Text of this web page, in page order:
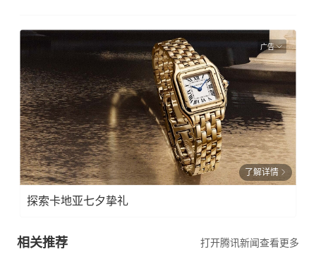
广告
了解详情
探索卡地亚七夕挚礼
相关推荐 打开腾讯新闻查看更多